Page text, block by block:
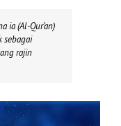
ia (Al-Qur’an)
sebagai
rajin